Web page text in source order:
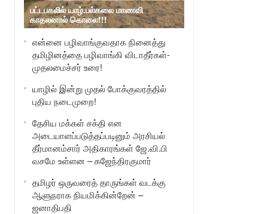
பட்டபகலில் யாழ்.பல்கலை மாணவி
காதலனால் கொலை!!!
என்னை பழிவாங்குவதாக நினைத்து
தமிழினத்தை பழிவாங்கி விடாதீர்கள்-
முதலமைச்சர் உரை!
யாழில் இன்று முதல் போக்குவரத்தில்
புதிய நடைமுறை!
தேசிய மக்கள் சக்தி என
அடையாளப்படுத்தப்படினும் அரசியல்
தீர்மானம்சார் அதிகாரங்கள் ஜே.வி.பி
வசமே உள்ளன – கஜேந்திரகுமார்
தமிழர் ஒருவரைத் தாருங்கள் வடக்கு
ஆளுநராக நியமிக்கின்றேன் –
ஜனாதிபதி